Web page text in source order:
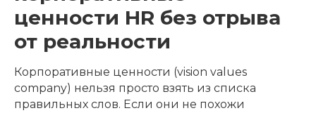
ценности HR без отрыва
от реальности
Корпоративные ценности (vision values
company) нельзя просто взять из списка
правильных слов. Если они не похожи